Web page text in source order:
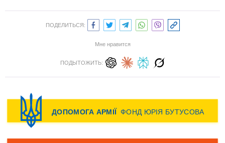
ПОДЕЛИТЬСЯ:
Мне нравится
ПОДЫТОЖИТЬ: